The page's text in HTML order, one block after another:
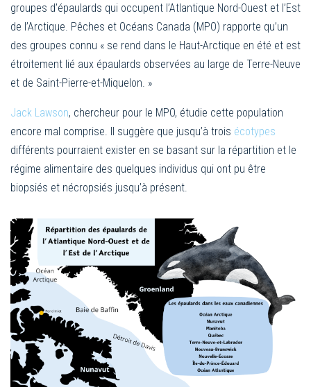
groupes d’épaulards qui occupent l’Atlantique Nord-Ouest et l’Est
de l’Arctique. Pêches et Océans Canada (MPO) rapporte qu’un
des groupes connu « se rend dans le Haut-Arctique en été et est
étroitement lié aux épaulards observées au large de Terre-Neuve
et de Saint-Pierre-et-Miquelon. »
Jack Lawson, chercheur pour le MPO, étudie cette population
encore mal comprise. Il suggère que jusqu’à trois écotypes
différents pourraient exister en se basant sur la répartition et le
régime alimentaire des quelques individus qui ont pu être
biopsiés et nécropsiés jusqu’à présent.